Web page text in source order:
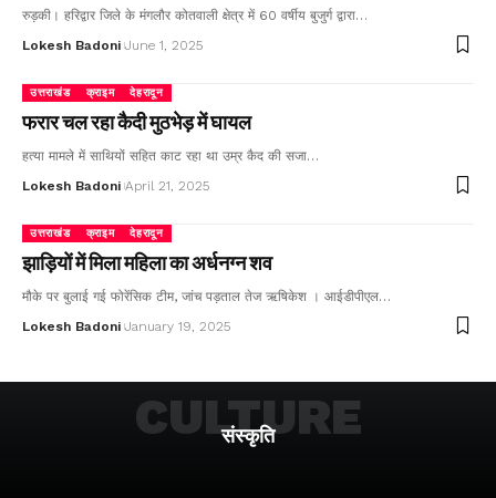
रुड़की। हरिद्वार जिले के मंगलौर कोतवाली क्षेत्र में 60 वर्षीय बुजुर्ग द्वारा…
Lokesh Badoni June 1, 2025
उत्तराखंड क्राइम देहरादून
फरार चल रहा कैदी मुठभेड़ में घायल
हत्या मामले में साथियों सहित काट रहा था उम्र कैद की सजा…
Lokesh Badoni April 21, 2025
उत्तराखंड क्राइम देहरादून
झाड़ियों में मिला महिला का अर्धनग्न शव
मौके पर बुलाई गई फोरेंसिक टीम, जांच पड़ताल तेज ऋषिकेश । आईडीपीएल…
Lokesh Badoni January 19, 2025
संस्कृति
CULTURE